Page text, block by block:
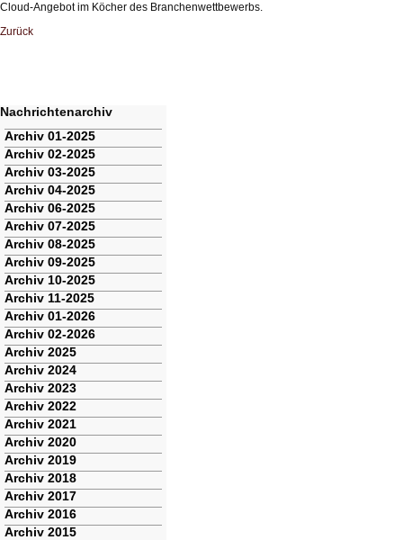
Cloud-Angebot im Köcher des Branchenwettbewerbs.
Zurück
Nachrichtenarchiv
Navigation
überspringen
Archiv 01-2025
Archiv 02-2025
Archiv 03-2025
Archiv 04-2025
Archiv 06-2025
Archiv 07-2025
Archiv 08-2025
Archiv 09-2025
Archiv 10-2025
Archiv 11-2025
Archiv 01-2026
Archiv 02-2026
Archiv 2025
Archiv 2024
Archiv 2023
Archiv 2022
Archiv 2021
Archiv 2020
Archiv 2019
Archiv 2018
Archiv 2017
Archiv 2016
Archiv 2015